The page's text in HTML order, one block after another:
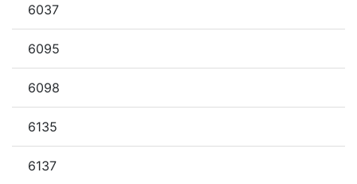
6037
6095
6098
6135
6137